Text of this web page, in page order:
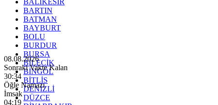
BARTIN
BATMAN
BAYBURT
BOLU
BURDUR
BURSA
BİLECİK
BİNGÖL
BİTLİS
DENİZLİ
DÜZCE
08.08.2026
Sonraki Vakte Kalan
30:33
Öğle Namazı
İmsak
04:19